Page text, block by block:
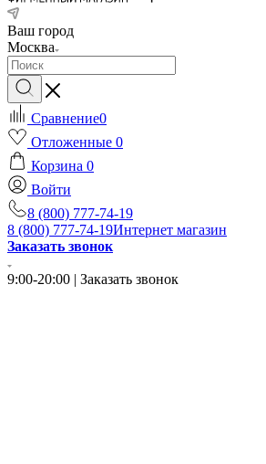
Ваш город
Москва
Сравнение0
Отложенные 0
Корзина 0
Войти
8 (800) 777-74-19
8 (800) 777-74-19Интернет магазин
Заказать звонок
9:00-20:00 | Заказать звонок